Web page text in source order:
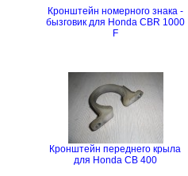
Кронштейн номерного знака -
бызговик для Honda CBR 1000
F
Кронштейн переднего крыла
для Honda CB 400